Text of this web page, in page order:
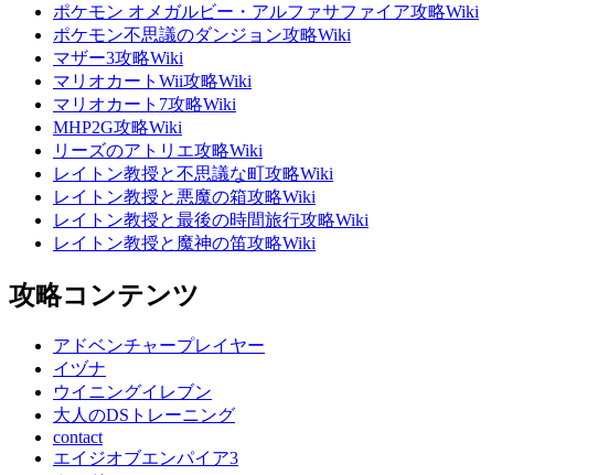
ポケモン オメガルビー・アルファサファイア攻略Wiki
ポケモン不思議のダンジョン攻略Wiki
マザー3攻略Wiki
マリオカートWii攻略Wiki
マリオカート7攻略Wiki
MHP2G攻略Wiki
リーズのアトリエ攻略Wiki
レイトン教授と不思議な町攻略Wiki
レイトン教授と悪魔の箱攻略Wiki
レイトン教授と最後の時間旅行攻略Wiki
レイトン教授と魔神の笛攻略Wiki
攻略コンテンツ
アドベンチャープレイヤー
イヅナ
ウイニングイレブン
大人のDSトレーニング
contact
エイジオブエンパイア3